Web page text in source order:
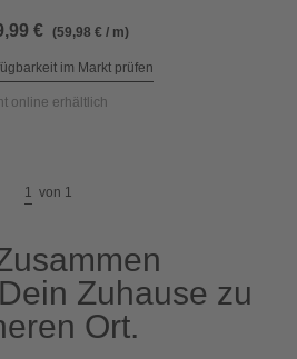
€ (59,98 € / m)
im Markt prüfen
online erhältlich
1 von 1
Zuhause zu
Ort.